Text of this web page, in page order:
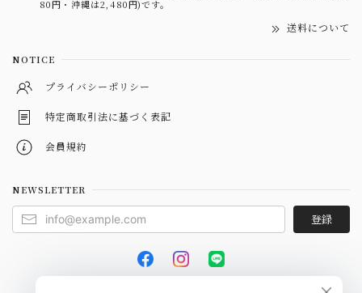
80円・沖縄は2,480円)です。
送料について
NOTICE
プライバシーポリシー
特定商取引法に基づく表記
会員規約
NEWSLETTER
登録